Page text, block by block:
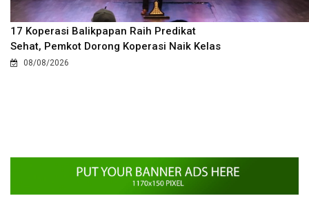
17 Koperasi Balikpapan Raih Predikat
Sehat, Pemkot Dorong Koperasi Naik Kelas
08/08/2026